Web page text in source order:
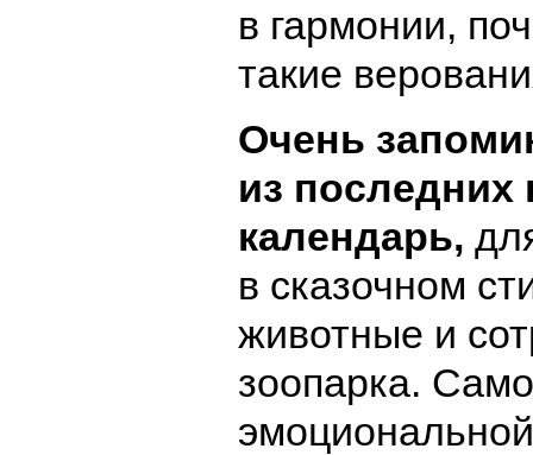
в гармонии,
такие
Очень
из
календарь,
в сказочном
животные и
зоопарка.